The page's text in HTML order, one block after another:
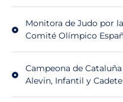
Monitora de Judo por
Comité Olímpico
Campeona de
Alevin, Infantil y Cadete